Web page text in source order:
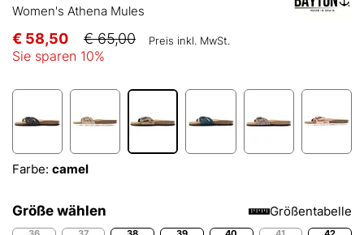
Women's Athena Mules
€ 58,50 € 65,00 Preis inkl. MwSt.
Sie sparen 10%
Farbe: camel
Größe wählen Größentabelle